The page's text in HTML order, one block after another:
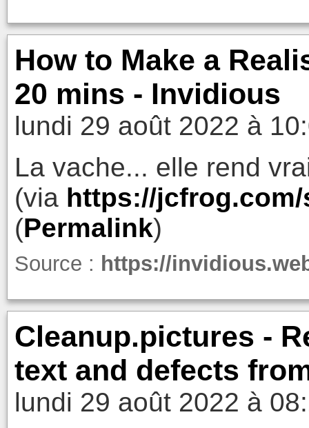
How to Make a
20 mins - Invidious
lundi 29 août 2022 à
La vache... elle rend
(via https://
(Permalink)
Source : https://
Cleanup.pictures -
text and defects
lundi 29 août 2022 à